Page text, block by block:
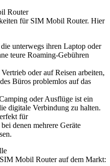
Router
für SIM Mobil Router. Hier
unterwegs ihren Laptop oder
teure Roaming-Gebühren
oder auf Reisen arbeiten,
Büros problemlos auf das
oder Ausflüge ist ein
digitale Verbindung zu halten.
für
denen mehrere Geräte
Mobil Router auf dem Markt: